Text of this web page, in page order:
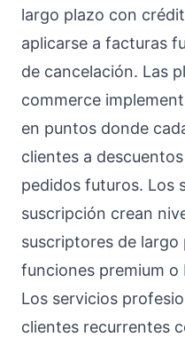
largo plazo con
aplicarse a facturas
de cancelación. Las
commerce
en puntos donde
clientes a
pedidos futuros. Los
suscripción crean
suscriptores de largo
funciones premium o
Los servicios
clientes recurrentes